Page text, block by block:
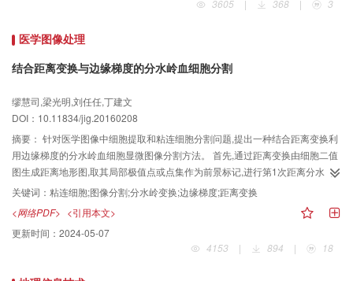
信息,并利用识别图像的Gravity-BRISK特征和光流结合的方法对相机进行跟踪,
的数据库中进行实验。采用结合重力信息的特征描述算法,能够增强具有相似特
征的描述符的区分性,并提高匹配正确率。图像识别算法的识别率能达到88%以
上,识别时间在420 ms左右;光流跟踪的RMS误差小于1.2像素,帧率能达到23
能方便对不同应用的增强现实数据进行管理。系统被应用到谷歌眼镜和新闻领
域上,不局限于单一的应用领域。结果表明,识别算法和跟踪注册算法能够满足系
统的精度和实时性要求。
3605 | 368 | 3
医学图像处理
结合距离变换与边缘梯度的分水岭血细胞分割
缪慧司,梁光明,刘任任,丁建文
DOI：10.11834/jig.20160208
摘要： 针对医学图像中细胞提取和粘连细胞分割问题,提出一种结合距离变换利
用边缘梯度的分水岭血细胞显微图像分割方法。 首先,通过距离变换由细胞二值
图生成距离地形图,取其局部极值点或点集作为前景标记,进行第1次距离分水岭
变换;接着将第一步骤所得的分水岭脊线作为背景区域的标记,前景标记不变,视梯
度幅度图为地形图,再一次进行梯度分水岭变换,得到细胞分割结果。两次分水岭
变换前,均采用强制极小值的方法修改地形图,来控制地形图只在选取的标记处存
在局部极小值。 该方法由距离图提取前景标记,将距离分水岭变换所得的脊线作
为梯度分水岭变换的背景标记,能有效地分离粘连目标。相比于基于距离图分水
关键词： 粘连细胞;图像分割;分水岭变换;边缘梯度;距离变换
<网络PDF> <引用本文>
更新时间： 2024-05-07
4153
| 894 | 18